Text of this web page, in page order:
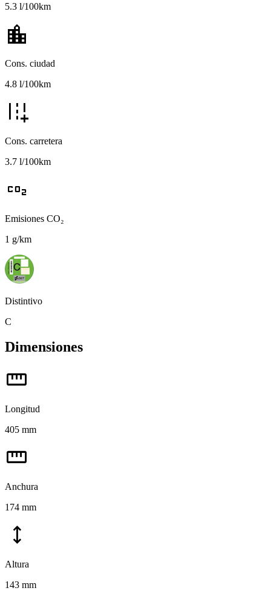
5.3 l/100km
location_city
Cons. ciudad
4.8 l/100km
add_road
Cons. carretera
3.7 l/100km
co2
Emisiones CO₂
1 g/km
Distintivo
C
Dimensiones
straighten
Longitud
405 mm
straighten
Anchura
174 mm
height
Altura
143 mm